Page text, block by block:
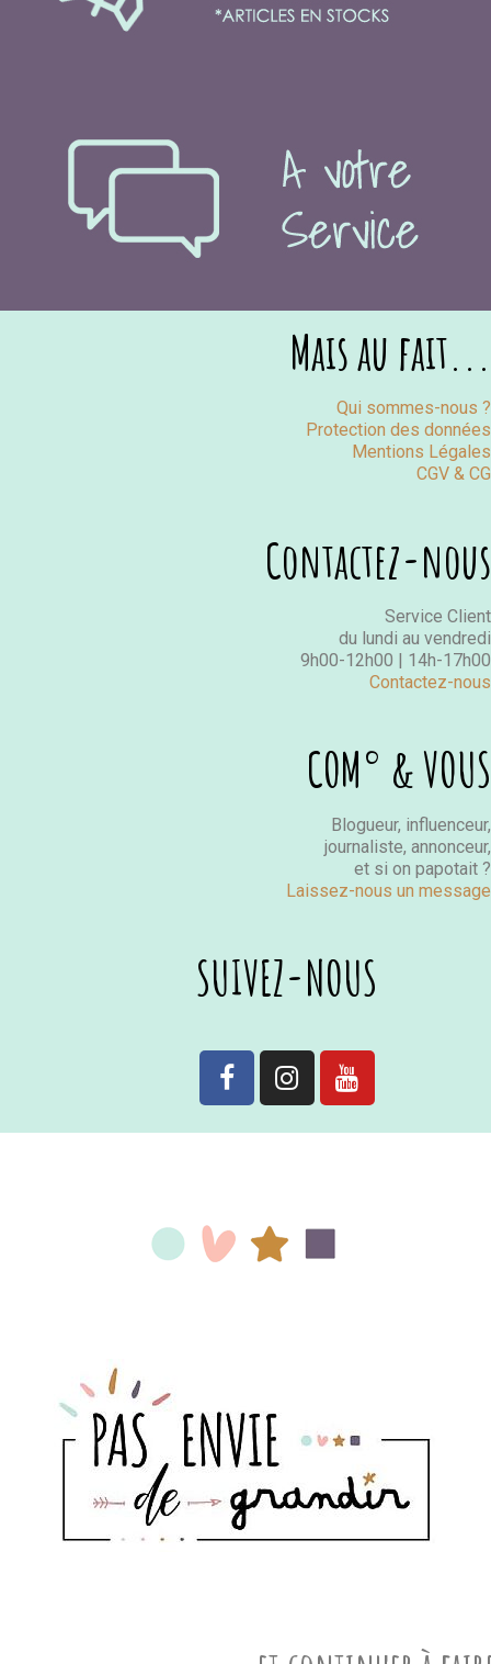
Mais au fait...
Qui sommes-nous ?
Protection des données
Mentions Légales
CGV & CG
Contactez-nous
Service Client
du lundi au vendredi
9h00-12h00 | 14h-17h00
Contactez-nous
COM° & VOUS
Blogueur, influenceur,
journaliste, annonceur,
et si on papotait ?
Laissez-nous un message
SUIVEZ-NOUS